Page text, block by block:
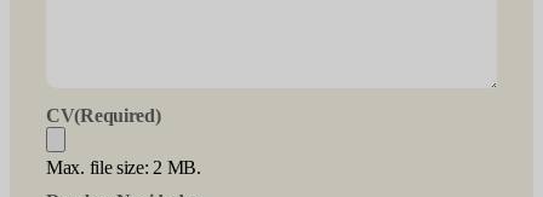
CV(Required)
Max. file size: 2 MB.